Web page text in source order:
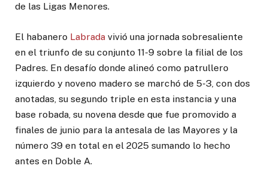
de las Ligas Menores.
El habanero Labrada vivió una jornada sobresaliente
en el triunfo de su conjunto 11-9 sobre la filial de los
Padres. En desafío donde alineó como patrullero
izquierdo y noveno madero se marchó de 5-3, con dos
anotadas, su segundo triple en esta instancia y una
base robada, su novena desde que fue promovido a
finales de junio para la antesala de las Mayores y la
número 39 en total en el 2025 sumando lo hecho
antes en Doble A.